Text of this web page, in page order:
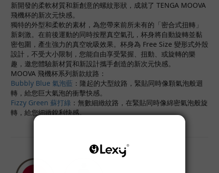
新開發的柔軟材質和新創意的螺紋形狀，成就了 TENGA MOOVA
飛機杯的新次元快感。
獨特的外型和柔軟的素材，為您帶來前所未有的「密合式扭轉」
新刺激。在前後運動的同時按壓真空氣孔，杯身將自動旋轉並黏
密包圍，產生強力的真空吮吸效果。杯身為 Free Size 變形式外殼
設計，不受大小限制，您能自由享受緊握、扭動、或旋轉的樂
趣，邀您體驗新材質和新設計攜手創造的新次元快感。
MOOVA 飛機杯系列新款紋路：
Bubbly Blue 氣泡藍 ：隆起的大型紋路，緊貼同時像顆氣泡般迴
轉，給您巨大氣泡的衝擊快感。
Fizzy Green 蘇打綠 ：無數細緻紋路，在緊貼同時像綿密氣泡般旋
轉，給您細緻銳利快感。